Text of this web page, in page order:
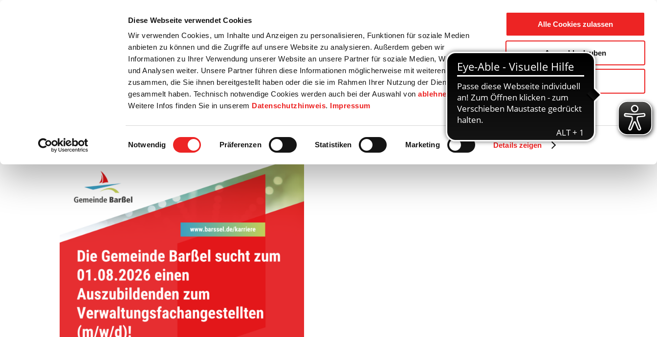
Diese Webseite verwendet Cookies
Wir verwenden Cookies, um Inhalte und Anzeigen zu personalisieren, Funktionen für soziale Medien
anbieten zu können und die Zugriffe auf unsere Website zu analysieren. Außerdem geben wir
Informationen zu Ihrer Verwendung unserer Website an unsere Partner für soziale Medien, Werbung
und Analysen weiter. Unsere Partner führen diese Informationen möglicherweise mit weiteren Daten
zusammen, die Sie ihnen bereitgestellt haben oder die sie im Rahmen Ihrer Nutzung der Dienste
gesammelt haben. Technisch notwendige Cookies werden auch bei der Auswahl vonablehnen
gesetzt.
Weitere Infos finden Sie in unserem Datenschutzhinweis. Impressum
Einwilligungsauswahl
Notwendig Präferenzen Statistiken Marketing Details zeigen
Alle Cookies zulassen
Auswahl erlauben
Ablehnen
Startseite
Bürgerservice Rats- / Bürgerinfo Wirtschaft / Wohnen Bildung / Soziales Touristik / Freizeit Gemeinde / Geschichte
Zurück
Stellenanzeige: Auszubildender zum Verwaltungsfachangestellten (m/w/d)